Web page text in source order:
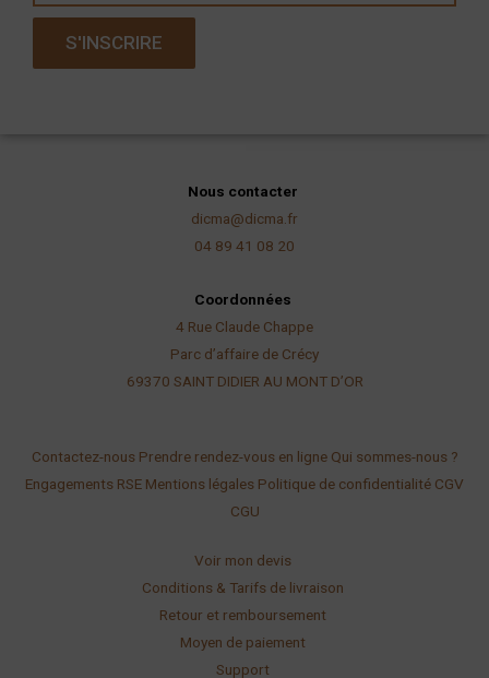
a
S'INSCRIRE
Nous contacter
dicma@dicma.fr
04 89 41 08 20
Coordonnées
4 Rue Claude Chappe
Parc d’affaire de Crécy
69370 SAINT DIDIER AU MONT D’OR
Contactez-nous Prendre rendez-vous en ligne Qui sommes-nous ?
Engagements RSE Mentions légales Politique de confidentialité CGV
CGU
Voir mon devis
Conditions & Tarifs de livraison
Retour et remboursement
Moyen de paiement
Support